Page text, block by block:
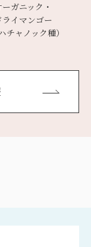
ーガニック・
ライマンゴー
チャノック種）